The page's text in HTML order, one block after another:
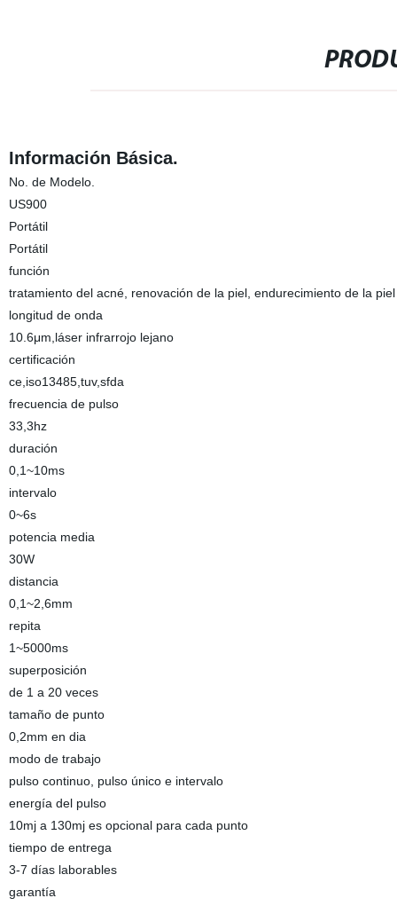
Información Básica.
No. de Modelo.
US900
Portátil
Portátil
función
tratamiento del acné, renovación de la piel, endurecimiento de la piel
longitud de onda
10.6μm,láser infrarrojo lejano
certificación
ce,iso13485,tuv,sfda
frecuencia de pulso
33,3hz
duración
0,1~10ms
intervalo
0~6s
potencia media
30W
distancia
0,1~2,6mm
repita
1~5000ms
superposición
de 1 a 20 veces
tamaño de punto
0,2mm en dia
modo de trabajo
pulso continuo, pulso único e intervalo
energía del pulso
10mj a 130mj es opcional para cada punto
tiempo de entrega
3-7 días laborables
garantía